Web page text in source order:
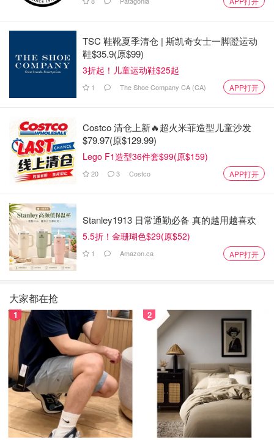
TSC 鞋靴夏季清仓 | 斯凯奇女士一脚蹬运动
鞋$35.9(原$99)
3折起！儿童运动鞋$25起
1 The Shoe Company CA (CA) APP打开
Costco 清仓上新🔥超火米菲造型儿童沙发
$79.97(原$129.99)
Lego F1造型36件套$99(原$159)
20 3 Costco APP打开
Stanley1913 日常通勤必备 真的越用越喜欢
5.5折！金珊瑚色$29(原$52)
1 Amazon.ca APP打开
大家都在抢
1 2